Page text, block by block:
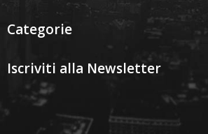
Categorie
Iscriviti alla Newsletter